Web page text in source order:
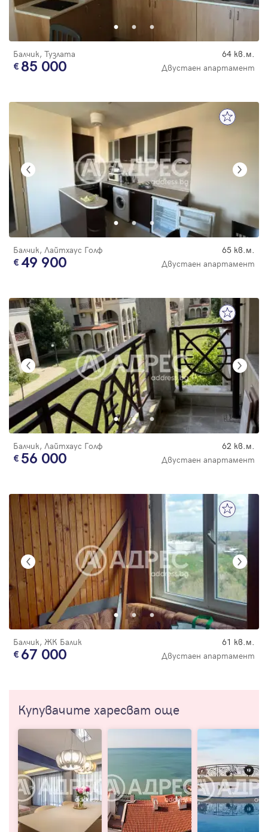
Балчик, Тузлата 64 кв.м.
85 000 Двустаен апартамент
Балчик, Лайтхаус Голф 65 кв.м.
49 900 Двустаен апартамент
Балчик, Лайтхаус Голф 62 кв.м.
56 000 Двустаен апартамент
Балчик, ЖК Балик 61 кв.м.
67 000 Двустаен апартамент
Купувачите харесват още
Парола
Забравена парола
Регистрация